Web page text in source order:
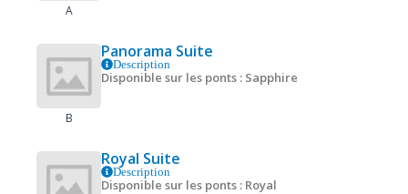
A
B
Panorama Suite
Description
Disponible sur les ponts : Sapphire
Royal Suite
Description
Disponible sur les ponts : Royal